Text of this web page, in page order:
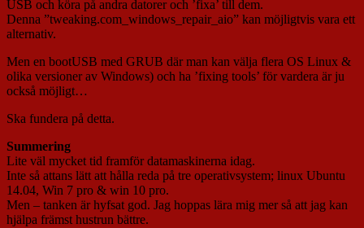
USB och köra på andra datorer och ’fixa’ till dem.
Denna ”tweaking.com_windows_repair_aio” kan möjligtvis vara ett
alternativ.
Men en bootUSB med GRUB där man kan välja flera OS Linux &
olika versioner av Windows) och ha ’fixing tools’ för vardera är ju
också möjligt…
Ska fundera på detta.
Summering
Lite väl mycket tid framför datamaskinerna idag.
Inte så attans lätt att hålla reda på tre operativsystem; linux Ubuntu
14.04, Win 7 pro & win 10 pro.
Men – tanken är hyfsat god. Jag hoppas lära mig mer så att jag kan
hjälpa främst hustrun bättre.